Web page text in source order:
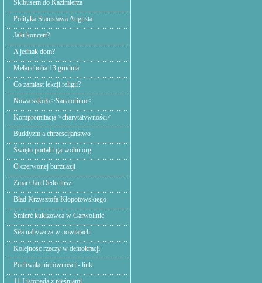
Skibusem do Kazimierza
Polityka Stanisława Augusta
Jaki koncert?
A jednak dom?
Melancholia 13 grudnia
Co zamiast lekcji religii?
Nowa szkoła >Sanatorium<
Kompromitacja >charytatywności<
Buddyzm a chrześcijaństwo
Święto portalu garwolin.org
O czerwonej burżuazji
Zmarł Jan Dedeciusz
Błąd Krzysztofa Kłopotowskiego
Śmierć kukizowca w Garwolinie
Siła nabywcza w powiatach
Kolejność rzeczy w demokracji
Pochwała nierówności - link
11 Listopada z pieśniami